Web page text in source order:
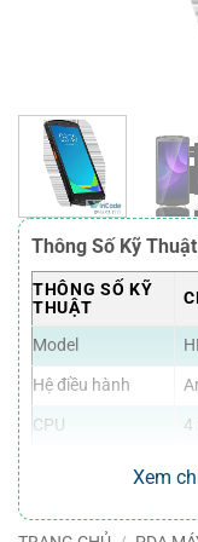
Thông Số Kỹ Thuật
THÔNG SỐ KỸ
THUẬT
Model
Hệ điều hành
CPU
4
Bộ nhớ RAM
2
Xem